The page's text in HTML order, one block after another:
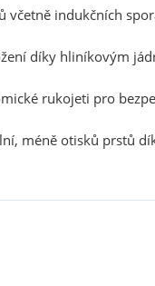
včetně indukčních
díky hliníkovým
rukojeti pro
méně otisků prstů